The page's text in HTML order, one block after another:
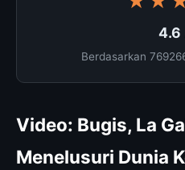
4.6
Berdasarkan
Video: Bugis, La
Menelusuri Dunia